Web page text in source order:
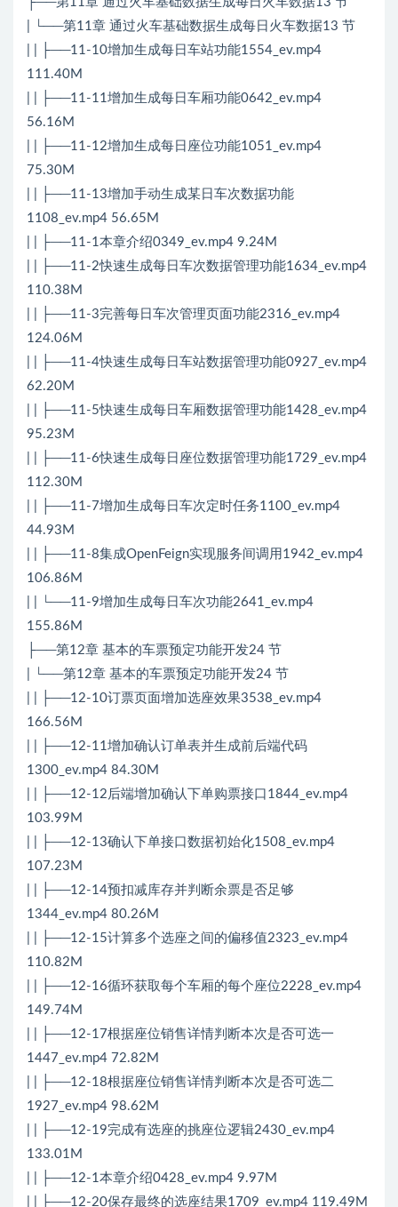
| └──第11章 通过火车基础数据生成每日火车数据13 节
| | ├──11-10增加生成每日车站功能1554_ev.mp4
111.40M
| | ├──11-11增加生成每日车厢功能0642_ev.mp4
56.16M
| | ├──11-12增加生成每日座位功能1051_ev.mp4
75.30M
| | ├──11-13增加手动生成某日车次数据功能
1108_ev.mp4 56.65M
| | ├──11-1本章介绍0349_ev.mp4 9.24M
| | ├──11-2快速生成每日车次数据管理功能1634_ev.mp4
110.38M
| | ├──11-3完善每日车次管理页面功能2316_ev.mp4
124.06M
| | ├──11-4快速生成每日车站数据管理功能0927_ev.mp4
62.20M
| | ├──11-5快速生成每日车厢数据管理功能1428_ev.mp4
95.23M
| | ├──11-6快速生成每日座位数据管理功能1729_ev.mp4
112.30M
| | ├──11-7增加生成每日车次定时任务1100_ev.mp4
44.93M
| | ├──11-8集成OpenFeign实现服务间调用1942_ev.mp4
106.86M
| | └──11-9增加生成每日车次功能2641_ev.mp4
155.86M
├──第12章 基本的车票预定功能开发24 节
| └──第12章 基本的车票预定功能开发24 节
| | ├──12-10订票页面增加选座效果3538_ev.mp4
166.56M
| | ├──12-11增加确认订单表并生成前后端代码
1300_ev.mp4 84.30M
| | ├──12-12后端增加确认下单购票接口1844_ev.mp4
103.99M
| | ├──12-13确认下单接口数据初始化1508_ev.mp4
107.23M
| | ├──12-14预扣减库存并判断余票是否足够
1344_ev.mp4 80.26M
| | ├──12-15计算多个选座之间的偏移值2323_ev.mp4
110.82M
| | ├──12-16循环获取每个车厢的每个座位2228_ev.mp4
149.74M
| | ├──12-17根据座位销售详情判断本次是否可选一
1447_ev.mp4 72.82M
| | ├──12-18根据座位销售详情判断本次是否可选二
1927_ev.mp4 98.62M
| | ├──12-19完成有选座的挑座位逻辑2430_ev.mp4
133.01M
| | ├──12-1本章介绍0428_ev.mp4 9.97M
| | ├──12-20保存最终的选座结果1709_ev.mp4 119.49M